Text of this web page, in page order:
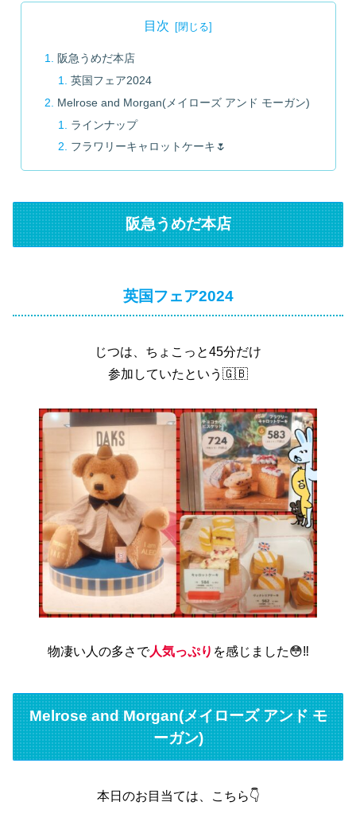
目次
阪急うめだ本店
英国フェア2024
Melrose and Morgan(メイローズ アンド モーガン)
ラインナップ
フラワリーキャロットケーキ🌷
阪急うめだ本店
英国フェア2024
じつは、ちょこっと45分だけ
参加していたという🇬🇧
物凄い人の多さで人気っぷり を感じました😳‼️
Melrose and Morgan(メイローズ アンド モ
ーガン)
本日のお目当ては、こちら👇